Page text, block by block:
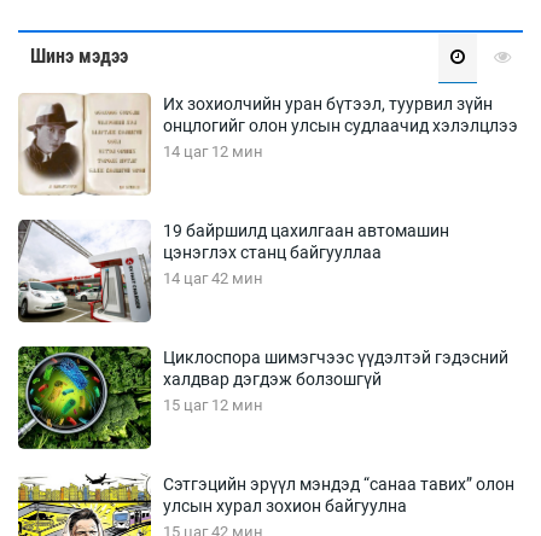
Шинэ мэдээ
Их зохиолчийн уран бүтээл, туурвил зүйн
онцлогийг олон улсын судлаачид хэлэлцлээ
14 цаг 12 мин
19 байршилд цахилгаан автомашин
цэнэглэх станц байгууллаа
14 цаг 42 мин
Циклоспора шимэгчээс үүдэлтэй гэдэсний
халдвар дэгдэж болзошгүй
15 цаг 12 мин
Сэтгэцийн эрүүл мэндэд “санаа тавих” олон
улсын хурал зохион байгуулна
15 цаг 42 мин